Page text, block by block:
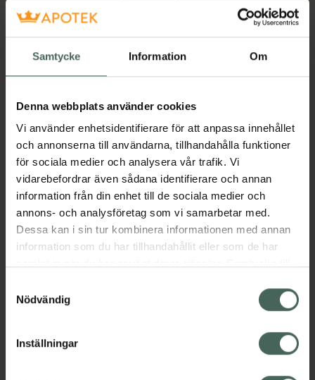
Samtycke Information Om
Denna webbplats använder cookies
Vi använder enhetsidentifierare för att anpassa innehållet
och annonserna till användarna, tillhandahålla funktioner
för sociala medier och analysera vår trafik. Vi
vidarebefordrar även sådana identifierare och annan
information från din enhet till de sociala medier och
annons- och analysföretag som vi samarbetar med.
Dessa kan i sin tur kombinera informationen med annan
information som du har tillhandahållit eller som de har
återkalla ditt samtycke via webbplatsens
cookieinställningar. Ett återkallat samtycke påverkar inte
lagligheten av behandling som skett innan återkallelsen.
Nödvändig
Inställningar
Köp via ditt recept
Fler produkter från Melatan
Beskrivning Dölj
Läs alltid bipacksedeln innan
användning.
EAN:07350041581758
Visa